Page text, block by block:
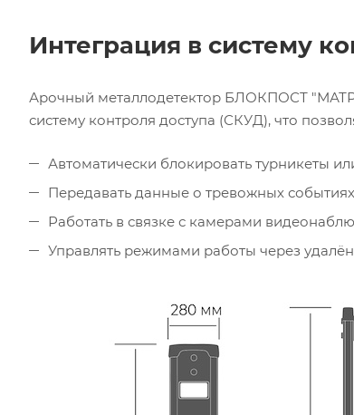
Интеграция в систему
Арочный металлодетектор БЛОКПОСТ
систему контроля доступа (СКУД), что
Автоматически блокировать турникеты
Передавать данные о тревожных
Работать в связке с камерами
Управлять режимами работы через